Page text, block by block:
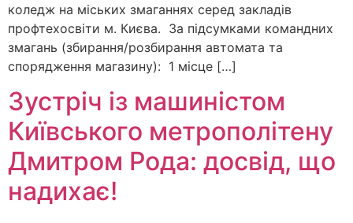
коледж на міських змаганнях серед закладів
профтехосвіти м. Києва. За підсумками командних
змагань (збирання/розбирання автомата та
спорядження магазину): 1 місце […]
Зустріч із машиністом
Київського метрополітену
Дмитром Рода: досвід, що
надихає!